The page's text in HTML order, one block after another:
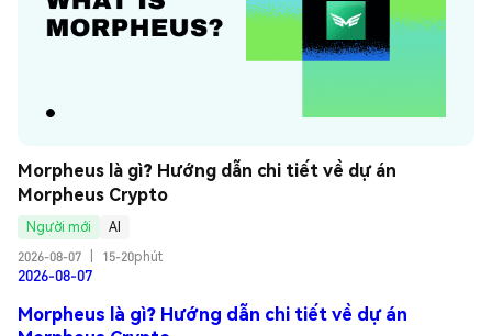
Morpheus là gì? Hướng dẫn chi tiết về dự án
Morpheus Crypto
Người mới
AI
2026-08-07
15-20phút
2026-08-07
Morpheus là gì? Hướng dẫn chi tiết về dự án